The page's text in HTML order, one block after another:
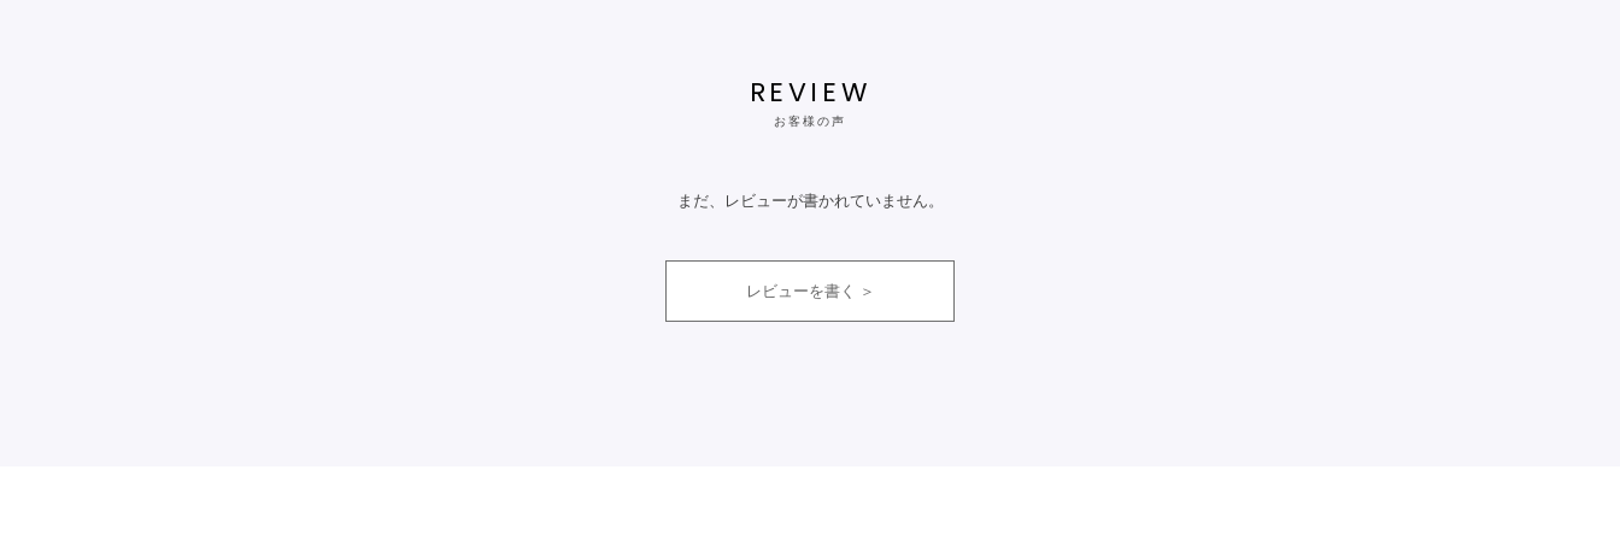
REVIEW
お客様の声
まだ、レビューが書かれていません。
レビューを書く